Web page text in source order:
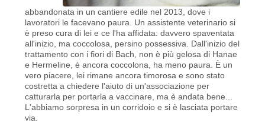
abbandonata in un cantiere edile nel 2013, dove i
lavoratori le facevano paura. Un assistente veterinario si
è preso cura di lei e ce l'ha affidata: davvero spaventata
all'inizio, ma coccolosa, persino possessiva. Dall'inizio del
trattamento con i fiori di Bach, non è più gelosa di Hanae
e Hermeline, è ancora coccolona, ​​ha meno paura. È un
vero piacere, lei rimane ancora timorosa e sono stato
costretta a chiedere l'aiuto di un'associazione per
catturarla per portarla a vaccinare, ma è andata bene...
L'abbiamo sorpresa in un corridoio e si è lasciata portare
via.